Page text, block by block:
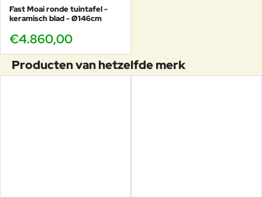
Fast Moai ronde tuintafel -
keramisch blad - Ø146cm
€4.860,00
Producten van hetzelfde merk